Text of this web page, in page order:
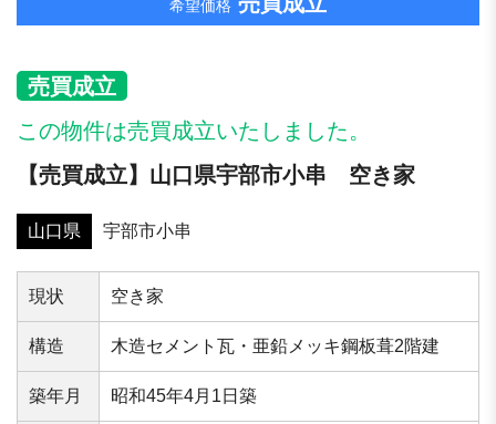
希望価格
売買成立
この物件は売買成立いたしました。
【売買成立】山口県宇部市小串 空き家
山口県 宇部市小串
現状 空き家
構造 ⽊造セメント⽡・亜鉛メッキ鋼板葺2階建
築年⽉ 昭和45年4月1日築